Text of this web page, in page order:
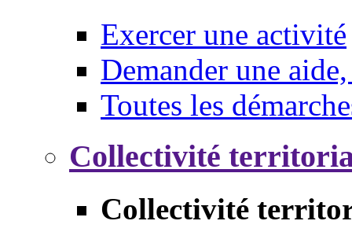
Exercer une activité
Demander une
Toutes les
Collectivité
Collectivité